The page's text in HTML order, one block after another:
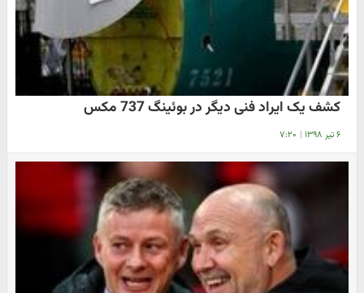
کشف یک ایراد فنی دیگر در بوئینگ 737 مکس
۶ تیر ۱۳۹۸ | ۷:۲۰